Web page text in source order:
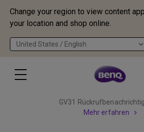
Change your region to view content
your location and shop online.
United States / English
GV31
Mehr erfahren